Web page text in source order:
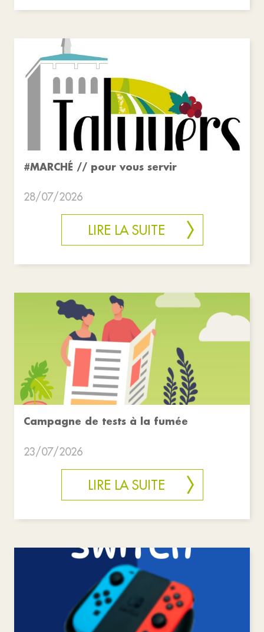
#MARCHÉ // pour vous servir
28/07/2026
LIRE LA SUITE
Campagne de tests à la fumée
23/07/2026
LIRE LA SUITE